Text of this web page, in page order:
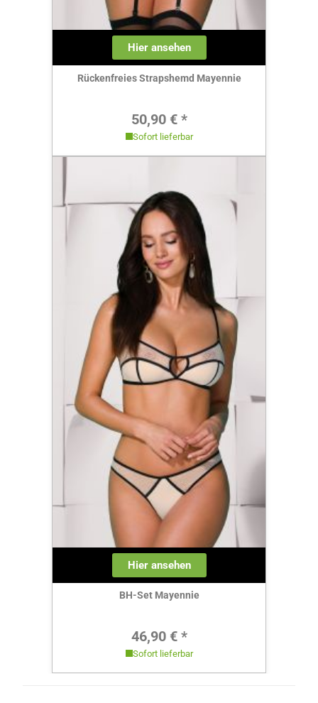
Hier ansehen
Rückenfreies Strapshemd Mayennie
Regulärer Preis:
50,90 € *
Sofort lieferbar
Hier ansehen
BH-Set Mayennie
Regulärer Preis:
46,90 € *
Sofort lieferbar